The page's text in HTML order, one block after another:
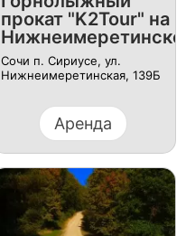
прокат "K2Tour" на
Сочи п. Сириусе, ул.
Нижнеимеретинская, 139Б
Аренда